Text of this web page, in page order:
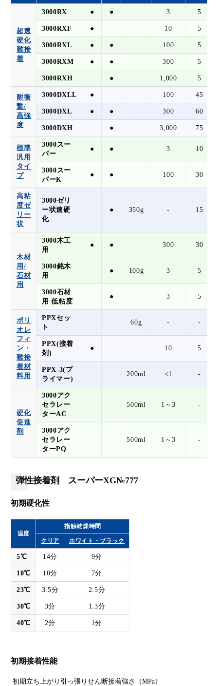
超速
硬化
難接
着
3000RX ● ● 3 5
3000RXF ● 10 5
3000RXL ● ● 100 5
3000RXM ● ● 300 5
3000RXH ● 1,000 5
耐衝
撃/
高強
度
3000DXLL ● 100 45
3000DXL ● ● 300 60
3000DXH ● 3,000 75
標準
汎用
タイ
プ
3000スー
パー
● ● 3 10
3000スー
パーK
● ● 100 30
高粘
度ゼ
リー
状
3000ゼリ
ー状速硬
化
● 350g - 15
木材
用/
石材
用
3000木工
用
● ● 300 30
3000銘木
用
● 100g 3 5
3000石材
用 低粘度
● 3 5
ポリ
オレ
フィ
ン・
難接
着材
料用
PPXセッ
ト
60g - -
PPX(接着
剤)
● 10 5
PPX-3(プ
ライマー)
200ml <1 -
硬化
促進
剤
3000アク
セラレー
ターAC
500ml 1～3 -
3000アク
セラレー
ターPQ
500ml 1～3 -
弾性接着剤 スーパーXG№777
初期硬化性
温度
指触乾燥時間
クリア ホワイト・ブラック
5℃ 14分 9分
10℃ 10分 7分
23℃ 3.5分 2.5分
30℃ 3分 1.3分
40℃ 2分 1分
初期接着性能
初期立ち上がり引っ張りせん断接着強さ（MPa）